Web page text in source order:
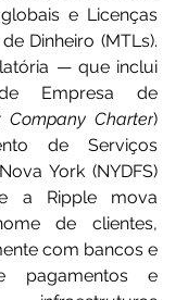
e Licenças
Dinheiro (MTLs).
— que inclui
Empresa de
Company Charter)
de Serviços
York (NYDFS)
a Ripple mova
de clientes,
com bancos e
pagamentos e